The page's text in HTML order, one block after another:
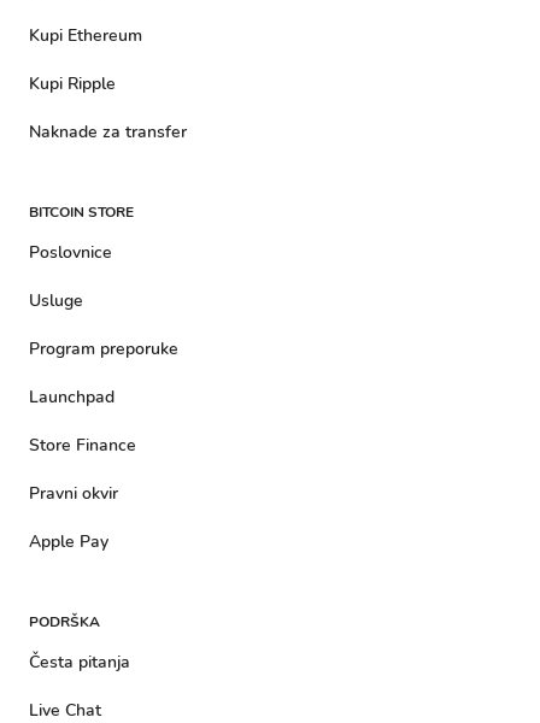
Kupi Ethereum
Kupi Ripple
Naknade za transfer
BITCOIN STORE
Poslovnice
Usluge
Program preporuke
Launchpad
Store Finance
Pravni okvir
Apple Pay
PODRŠKA
Česta pitanja
Live Chat